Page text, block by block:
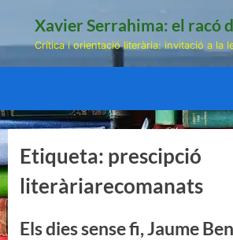
Xavier Serrahima: el racó
Crítica i orientació literària: invitació a la
Etiqueta: prescipció
literàriarecomanats
Els dies sense fi, Jaume